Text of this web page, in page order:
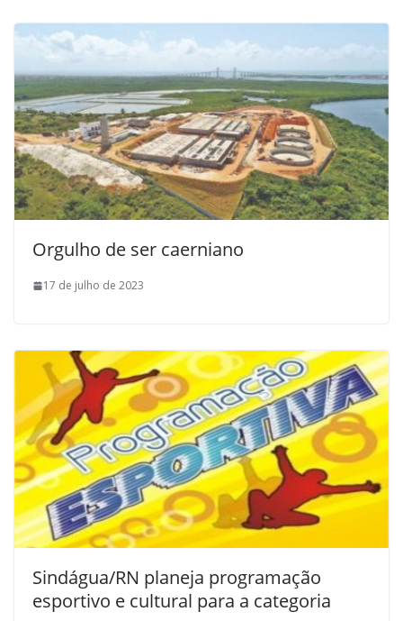
Orgulho de ser caerniano
17 de julho de 2023
Sindágua/RN planeja programação
esportivo e cultural para a categoria